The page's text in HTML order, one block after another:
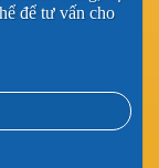
để tư vấn cho